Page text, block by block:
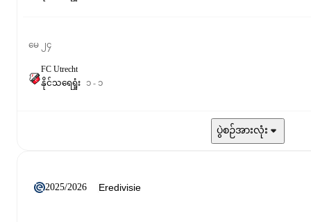
မေ ၂၄
FC Utrecht
နိုင်သရေရှုံး ၁ - ၁
ပွဲစဉ်အားလုံး
2025/2026